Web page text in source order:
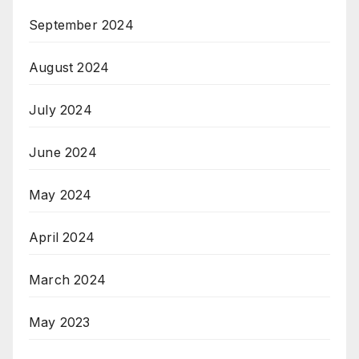
September 2024
August 2024
July 2024
June 2024
May 2024
April 2024
March 2024
May 2023